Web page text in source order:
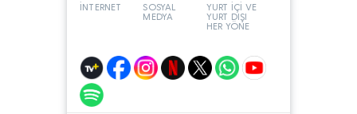
İNTERNET
SOSYAL
MEDYA
YURT İÇİ VE
YURT DIŞI
HER YÖNE